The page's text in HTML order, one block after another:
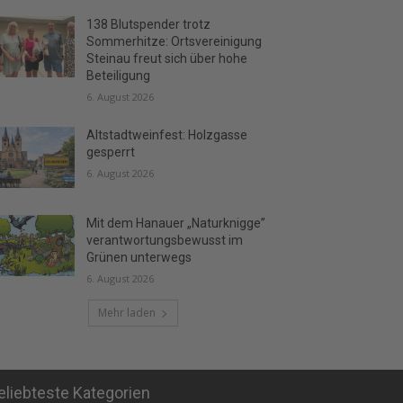
138 Blutspender trotz
Sommerhitze: Ortsvereinigung
Steinau freut sich über hohe
Beteiligung
6. August 2026
Altstadtweinfest: Holzgasse
gesperrt
6. August 2026
Mit dem Hanauer „Naturknigge”
verantwortungsbewusst im
Grünen unterwegs
6. August 2026
Mehr laden
Kategorien